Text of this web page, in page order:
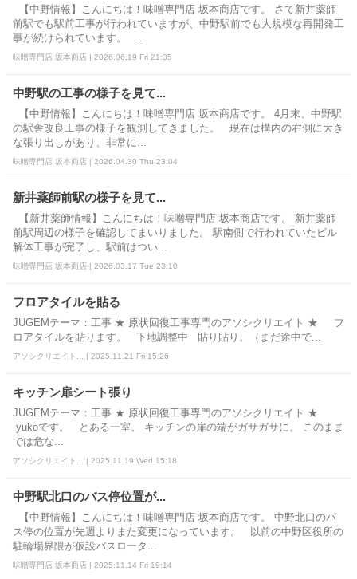
【中野情報】こんにちは！味噌専門店 坂本商店です。 さて新井薬師
前駅でも駅前工事が行われていますが、中野駅前でも大規模な再開発工
事が続けられています。 ...
味噌専門店 坂本商店 | 2026.06.19 Fri 21:35
中野駅の工事の様子を見て...
【中野情報】こんにちは！味噌専門店 坂本商店です。 4月末、中野駅
の駅舎改良工事の様子を観測してきました。 現在は構内の右側に大き
な張り出しがあり、非常に...
味噌専門店 坂本商店 | 2026.04.30 Thu 23:04
新井薬師前駅の様子を見て...
【新井薬師情報】こんにちは！味噌専門店 坂本商店です。 新井薬師
前駅周辺の様子を確認してまいりました。 駅南側で行われていたビル
解体工事が完了し、駅前はつい...
味噌専門店 坂本商店 | 2026.03.17 Tue 23:10
フロアタイルを貼る
JUGEMテーマ：工事 ★ 原状回復工事専門のアソシクリエイト ★ フ
ロアタイルを貼ります。 下地調整中 貼り貼り。（まだ途中で...
アソシクリエイト... | 2025.11.21 Fri 15:26
キッチン扉シート張り
JUGEMテーマ：工事 ★ 原状回復工事専門のアソシクリエイト ★
yukoです。 とある一室。 キッチンの扉の端がガサガサに。 このまま
では危な...
アソシクリエイト... | 2025.11.19 Wed 15:18
中野駅北口のバス停位置が...
【中野情報】こんにちは！味噌専門店 坂本商店です。 中野北口のバ
ス停の位置が先週よりまた変更になっています。 以前の中野区役所の
駐輪場界隈が仮設バスロータ...
味噌専門店 坂本商店 | 2025.11.14 Fri 19:14